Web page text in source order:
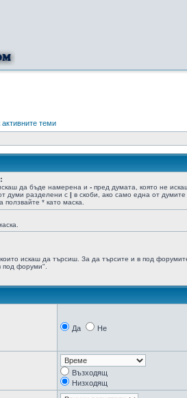
теми
да бъде намерена и - пред думата, която не
думи разделени с | в скоби, ако само една от думите
* като маска.
искаш да търсиш. За да търсите и в под
под форуми".
Да Не
Възходящ
Низходящ